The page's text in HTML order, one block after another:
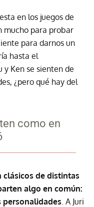
en los juegos de
mucho para probar
para darnos un
hasta el
y Ken se sienten de
¿pero qué hay del
como en
clásicos de distintas
algo en común:
personalidades . A Juri